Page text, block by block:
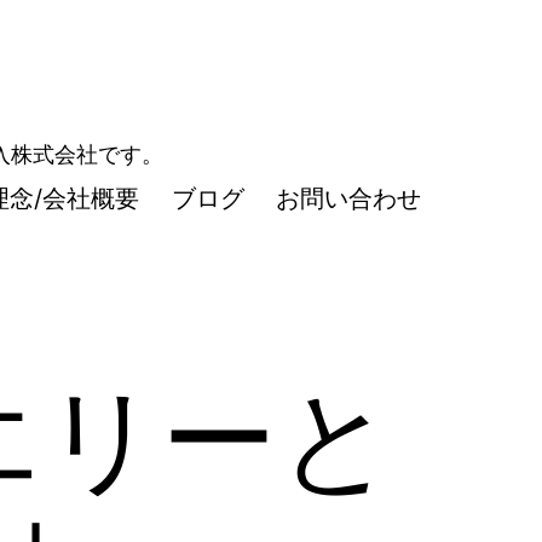
式会社です。
念/会社概要 ブログ お問い合わせ
ーと